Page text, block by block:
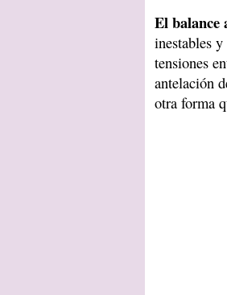
El balance
inestables
tensiones
antelación
otra forma